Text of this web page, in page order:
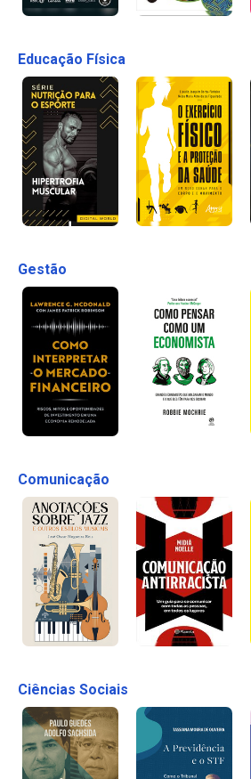
Educação Física
Gestão
Comunicação
Ciências Sociais